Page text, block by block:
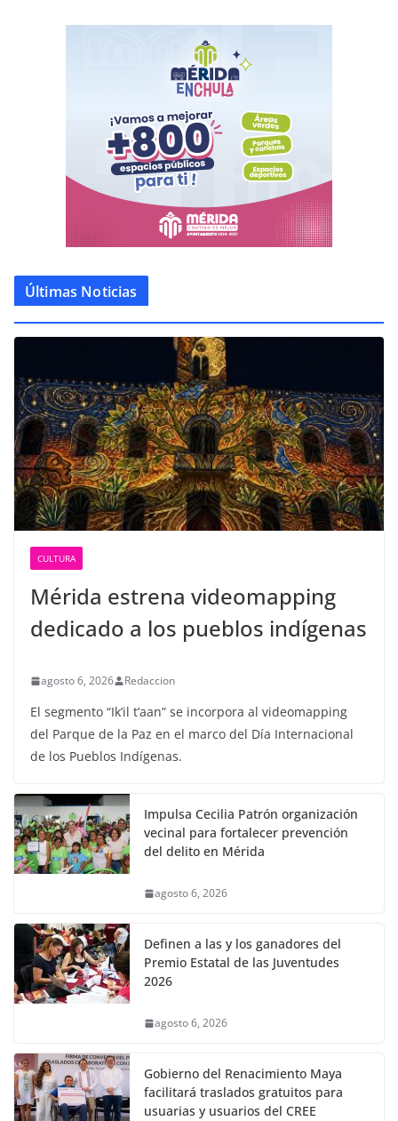
Últimas Noticias
CULTURA
Mérida estrena videomapping
dedicado a los pueblos indígenas
agosto 6, 2026 Redaccion
El segmento “Ik’il t’aan” se incorpora al videomapping
del Parque de la Paz en el marco del Día Internacional
de los Pueblos Indígenas.
Impulsa Cecilia Patrón organización
vecinal para fortalecer prevención
del delito en Mérida
agosto 6, 2026
Definen a las y los ganadores del
Premio Estatal de las Juventudes
2026
agosto 6, 2026
Gobierno del Renacimiento Maya
facilitará traslados gratuitos para
usuarias y usuarios del CREE